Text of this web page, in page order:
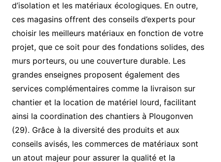
d’isolation et les matériaux écologiques. En outre,
ces magasins offrent des conseils d’experts pour
choisir les meilleurs matériaux en fonction de votre
projet, que ce soit pour des fondations solides, des
murs porteurs, ou une couverture durable. Les
grandes enseignes proposent également des
services complémentaires comme la livraison sur
chantier et la location de matériel lourd, facilitant
ainsi la coordination des chantiers à Plougonven
(29). Grâce à la diversité des produits et aux
conseils avisés, les commerces de matériaux sont
un atout majeur pour assurer la qualité et la